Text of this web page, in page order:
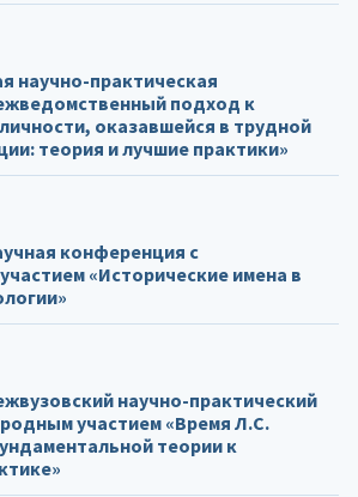
научно-практическая
подход к
оказавшейся в трудной
теория и лучшие практики»
конференция с
«Исторические имена в
научно-практический
участием «Время Л.С.
теории к